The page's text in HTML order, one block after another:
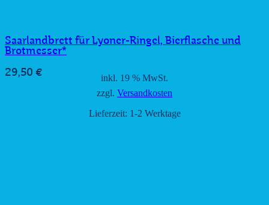
Saarlandbrett für Lyoner-Ringel, Bierflasche und
Brotmesser*
29,50 €
inkl. 19 % MwSt.
zzgl. Versandkosten
Lieferzeit: 1-2 Werktage